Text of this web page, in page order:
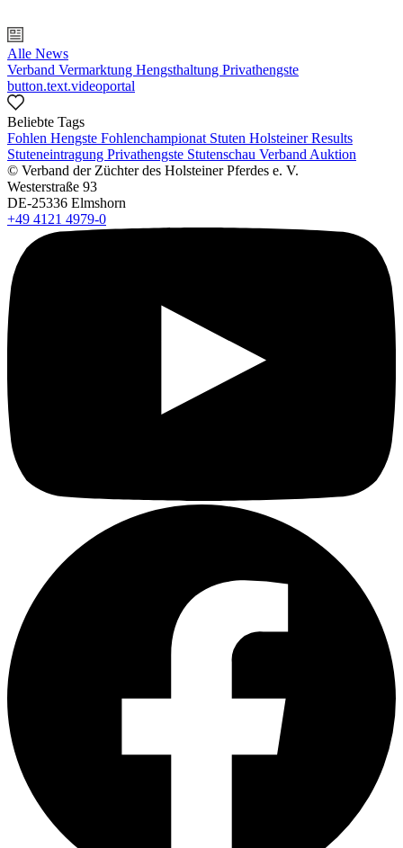
Alle News
Verband Vermarktung Hengsthaltung Privathengste
button.text.videoportal
Beliebte Tags
Fohlen Hengste Fohlenchampionat Stuten Holsteiner Results
Stuteneintragung Privathengste Stutenschau Verband Auktion
© Verband der Züchter des Holsteiner Pferdes e. V.
Westerstraße 93
DE-25336 Elmshorn
+49 4121 4979-0